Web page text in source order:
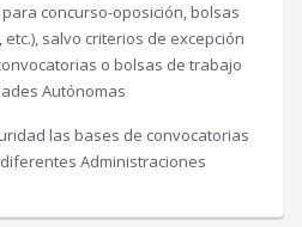
concurso-oposición, bolsas
salvo criterios de excepción
o bolsas de trabajo
Autónomas
las bases de convocatorias
Administraciones